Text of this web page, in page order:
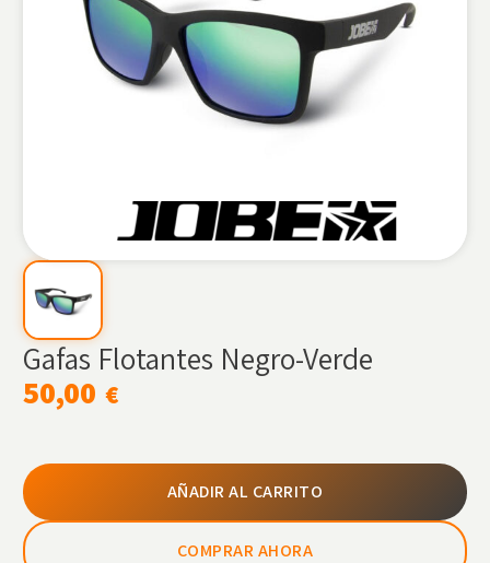
Gafas Flotantes Negro-Verde
50,00 €
AÑADIR AL CARRITO
COMPRAR AHORA